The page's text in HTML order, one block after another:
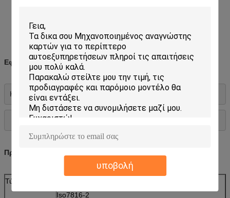
υποβολή
EMV επικυρωμένο
Εφαρμογές:
Κερματοδέκτης, τυχερό παιχνίδι, χρησιμότητα
Προδιαγραφές:
Τύπος καρτών
Iso7816-2